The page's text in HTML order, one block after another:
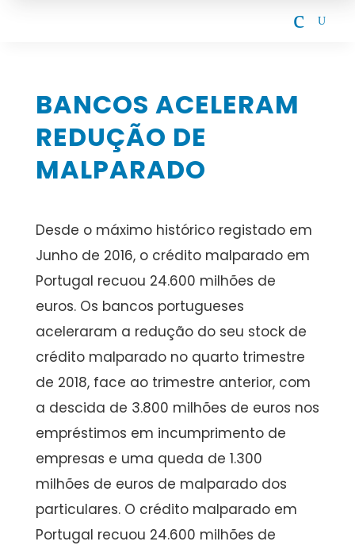
c U
BANCOS ACELERAM
REDUÇÃO DE
MALPARADO
Desde o máximo histórico registado em
Junho de 2016, o crédito malparado em
Portugal recuou 24.600 milhões de
euros. Os bancos portugueses
aceleraram a redução do seu stock de
crédito malparado no quarto trimestre
de 2018, face ao trimestre anterior, com
a descida de 3.800 milhões de euros nos
empréstimos em incumprimento de
empresas e uma queda de 1.300
milhões de euros de malparado dos
particulares. O crédito malparado em
Portugal recuou 24.600 milhões de